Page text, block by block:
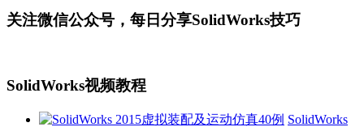
关注微信公众号，每日分享SolidWorks技巧
SolidWorks视频教程
SolidWorks